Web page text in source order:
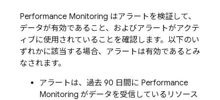
Performance Monitoring はアラートを検証して、
データが有効であること、およびアラートがアクテ
ィブに使用されていることを確認します。以下のい
ずれかに該当する場合、アラートは有効であるとみ
なされます。
アラートは、過去 90 日間に Performance
Monitoring がデータを受信しているリソース